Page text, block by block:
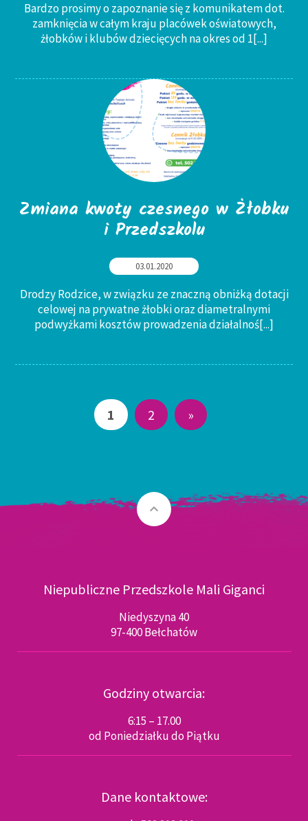
Bardzo prosimy o zapoznanie się z komunikatem dot.
zamknięcia w całym kraju placówek oświatowych,
żłobków i klubów dziecięcych na okres od 1[...]
Zmiana kwoty czesnego w Żłobku
i Przedszkolu
03.01.2020
Drodzy Rodzice, w związku ze znaczną obniżką dotacji
celowej na prywatne żłobki oraz diametralnymi
podwyżkami kosztów prowadzenia działalnoś[...]
1 2 »
keyboard_arrow_up
Niepubliczne Przedszkole Mali Giganci
Niedyszyna 40
97-400 Bełchatów
Godziny otwarcia:
6:15 – 17.00
od Poniedziałku do Piątku
Dane kontaktowe: